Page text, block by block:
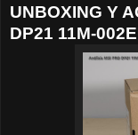
UNBOXING Y
DP21 11M-